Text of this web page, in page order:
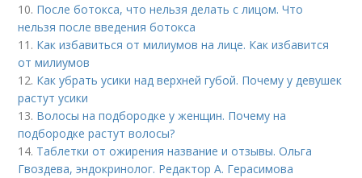
10. После ботокса, что нельзя делать с лицом. Что
нельзя после введения ботокса
11. Как избавиться от милиумов на лице. Как избавится
от милиумов
12. Как убрать усики над верхней губой. Почему у девушек
растут усики
13. Волосы на подбородке у женщин. Почему на
подбородке растут волосы?
14. Таблетки от ожирения название и отзывы. Ольга
Гвоздева, эндокринолог. Редактор А. Герасимова